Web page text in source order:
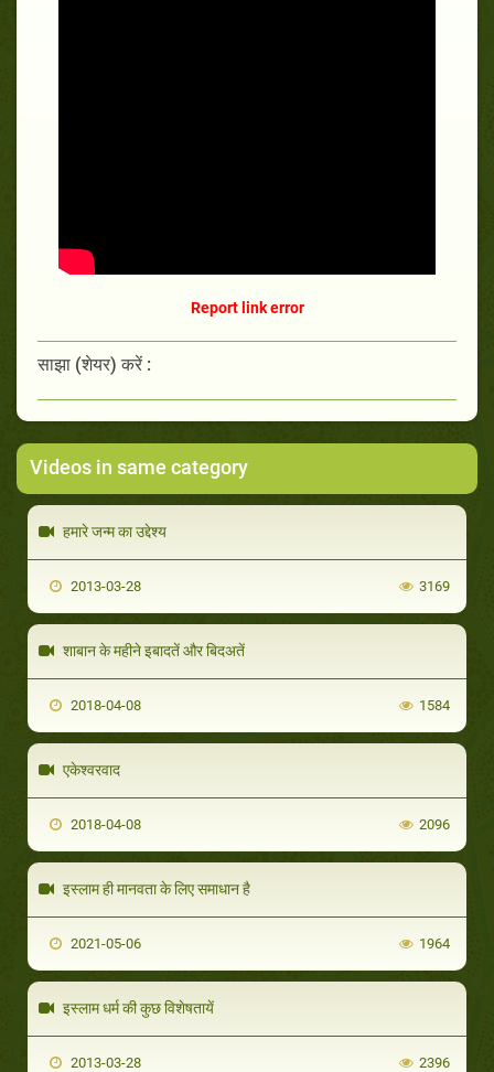
Report link error
साझा (शेयर) करें :
Videos in same category
हमारे जन्म का उद्देश्य
2013-03-28 3169
शाबान के महीने इबादतें और बिदअतें
2018-04-08 1584
एकेश्वरवाद
2018-04-08 2096
इस्लाम ही मानवता के लिए समाधान है
2021-05-06 1964
इस्लाम धर्म की कुछ विशेषतायें
2013-03-28 2396